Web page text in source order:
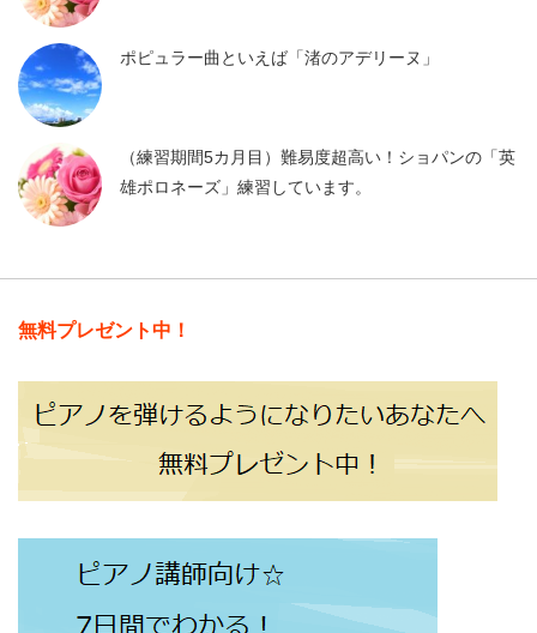
ポピュラー曲といえば「渚のアデリーヌ」
（練習期間5カ月目）難易度超高い！ショパンの「英
雄ポロネーズ」練習しています。
無料プレゼント中！